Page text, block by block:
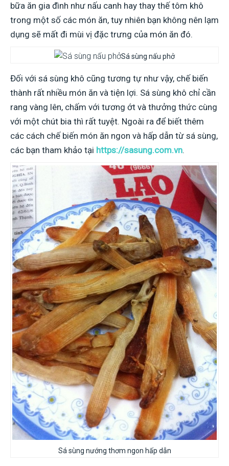
bữa ăn gia đình như nấu canh hay thay thế tôm khô
trong một số các món ăn, tuy nhiên bạn không nên lạm
dụng sẽ mất đi mùi vị đặc trưng của món ăn đó.
Sá sùng nấu phở
Đối với sá sùng khô cũng tương tự như vậy, chế biến
thành rất nhiều món ăn và tiện lợi. Sá sùng khô chỉ cần
rang vàng lên, chấm với tương ớt và thưởng thức cùng
với một chút bia thì rất tuyệt. Ngoài ra để biết thêm
các cách chế biến món ăn ngon và hấp dẫn từ sá sùng,
các bạn tham khảo tại https://sasung.com.vn.
Sá sùng nướng thơm ngon hấp dẫn